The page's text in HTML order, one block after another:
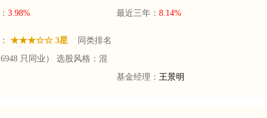
3.98% 最近三年： 8.14%
★★★☆☆ 3星
同类排名
只同业）
选股风格： 混
基金经理： 王景明